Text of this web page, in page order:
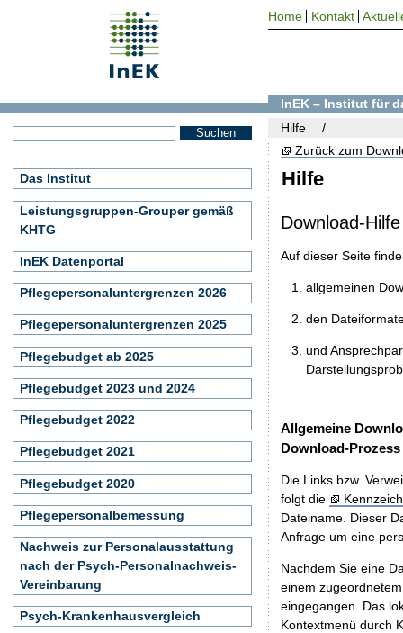
Hilfe
Zurück zum
Download-Hilfe
Auf dieser Seite
allgemeinen
den
und
Allgemeine
Download-Prozess
Die Links bzw.
folgt die
Dateiname. Dieser
Anfrage um eine
Nachdem Sie eine
einem
eingegangen. Das
Kontextmenü durch
InEK – Institut für
Hilfe
Das Institut
Leistungsgruppen-Grouper gemäß
KHTG
InEK Datenportal
Pflegepersonaluntergrenzen 2026
Pflegepersonaluntergrenzen 2025
Pflegebudget ab 2025
Pflegebudget 2023 und 2024
Pflegebudget 2022
Pflegebudget 2021
Pflegebudget 2020
Pflegepersonalbemessung
Nachweis zur Personalausstattung
nach der Psych-Personalnachweis-
Vereinbarung
Psych-Krankenhausvergleich
Home Kontakt